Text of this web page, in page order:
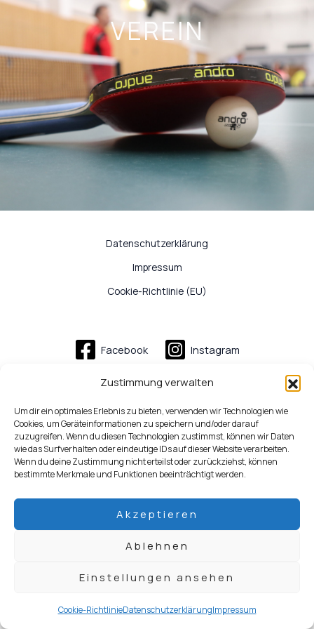
Zustimmung verwalten
Um dir ein optimales Erlebnis zu bieten, verwenden wir Technologien wie
Cookies, um Geräteinformationen zu speichern und/oder darauf
zuzugreifen. Wenn du diesen Technologien zustimmst, können wir Daten
wie das Surfverhalten oder eindeutige IDs auf dieser Website verarbeiten.
Wenn du deine Zustimmung nicht erteilst oder zurückziehst, können
bestimmte Merkmale und Funktionen beeinträchtigt werden.
Akzeptieren
Ablehnen
Einstellungen ansehen
Cookie-RichtlinieDatenschutzerklärungImpressum
Zum
VEREIN
Datenschutzerklärung
Impressum
Cookie-Richtlinie (EU)
Facebook Instagram